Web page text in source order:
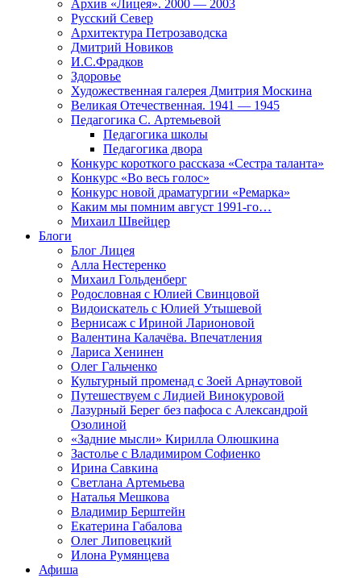
Архив «Лицея». 2000 — 2003
Русский Север
Архитектура Петрозаводска
Дмитрий Новиков
И.С.Фрадков
Здоровье
Художественная галерея Дмитрия Москина
Великая Отечественная. 1941 — 1945
Педагогика С. Артемьевой
Педагогика школы
Педагогика двора
Конкурс короткого рассказа «Сестра таланта»
Конкурс «Во весь голос»
Конкурс новой драматургии «Ремарка»
Каким мы помним август 1991-го…
Михаил Швейцер
Блоги
Блог Лицея
Алла Нестеренко
Михаил Гольденберг
Родословная с Юлией Свинцовой
Видоискатель с Юлией Утышевой
Вернисаж с Ириной Ларионовой
Валентина Калачёва. Впечатления
Лариса Хенинен
Олег Гальченко
Культурный променад с Зоей Арнаутовой
Путешествуем с Лидией Винокуровой
Лазурный Берег без пафоса с Александрой
Озолиной
«Задние мысли» Кирилла Олюшкина
Застолье с Владимиром Софиенко
Ирина Савкина
Светлана Артемьева
Наталья Мешкова
Владимир Берштейн
Екатерина Габалова
Олег Липовецкий
Илона Румянцева
Афиша